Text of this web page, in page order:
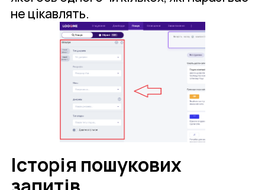
не цікавлять.
Історія пошукових